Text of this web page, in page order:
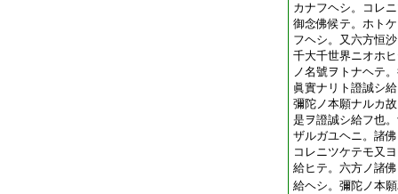
カナフヘシ。コレ
御念佛候テ。ホト
フヘシ。又六方恒
千大千世界ニオホ
ノ名號ヲトナヘテ
眞實ナリト證誠シ
彌陀ノ本願ナルカ
是ヲ證誠シ給フ也
ザルガユヘニ。諸
コレニツケテモ又
給ヒテ。六方ノ諸
給ヘシ。彌陀ノ本